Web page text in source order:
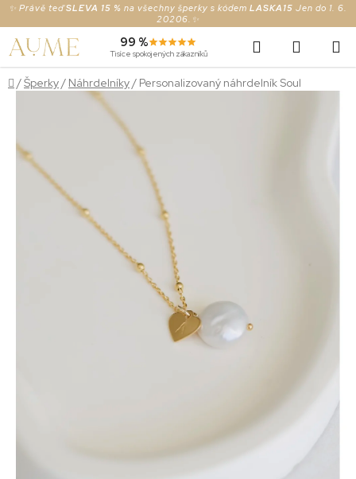
Prejsť
na
obsah
✨ Právě teďSLEVA 15 % na všechny šperky s kódem LASKA15 Jen do 1. 6.
20206.✨
99 %
Tisíce spokojených zákazníků
Hľadať
KOŠÍK
Domov
/Šperky/ Náhrdelníky/ Personalizovaný náhrdelník Soul